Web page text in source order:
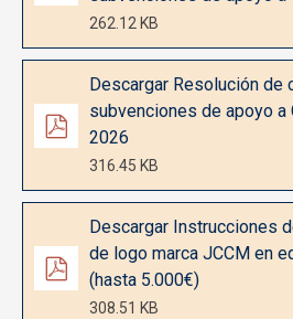
262.12 KB
Documento
Descargar Resolución de
subvenciones de apoyo a
2026
316.45 KB
Documento
Descargar Instrucciones
de logo marca JCCM en
(hasta 5.000€)
308.51 KB